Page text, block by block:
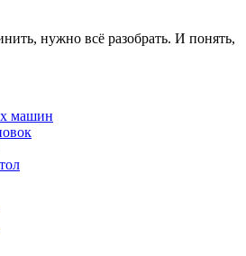
нужно всё разобрать. И понять,
машин